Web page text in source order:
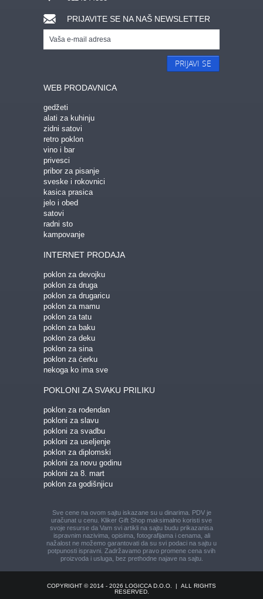
PRIJAVITE SE NA NAŠ NEWSLETTER
PRIJAVI SE
WEB PRODAVNICA
gedžeti
alati za kuhinju
zidni satovi
retro poklon
vino i bar
privesci
pribor za pisanje
sveske i rokovnici
kasica prasica
jelo i obed
satovi
radni sto
kampovanje
INTERNET PRODAJA
poklon za devojku
poklon za druga
poklon za drugaricu
poklon za mamu
poklon za tatu
poklon za baku
poklon za deku
poklon za sina
poklon za ćerku
nekoga ko ima sve
POKLONI ZA SVAKU PRILIKU
poklon za rođendan
pokloni za slavu
pokloni za svadbu
pokloni za useljenje
poklon za diplomski
pokloni za novu godinu
pokloni za 8. mart
poklon za godišnjicu
Sve cene na ovom sajtu iskazane su u dinarima. PDV je
uračunat u cenu. Kliker Gift Shop maksimalno koristi sve
svoje resurse da Vam svi artikli na sajtu budu prikazanisa
ispravnim nazivima, opisima, fotografijama i cenama, ali
nažalost ne možemo garantovati da su svi podaci na sajtu u
potpunosti ispravni. Zadržavamo pravo promene cena svih
proizvoda i usluga, bez prethodne najave na sajtu.
COPYRIGHT © 2014 - 2026 LOGICCA D.O.O. | ALL RIGHTS
RESERVED.